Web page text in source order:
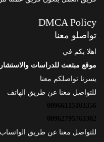
DMCA Policy
تواصلو معنا
اهلا بكم في
موقع مبتعث للدراسات
يسرنا تواصلكم معنا
للتواصل معنا عن طريق الهاتف
00966115103356
00962795763302
للتواصل معنا عن طريق الواتساب